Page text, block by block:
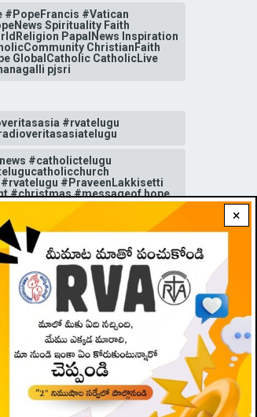
×
#PopeFrancis #Vatican
Spirituality Faith
PapalNews Inspiration
ChristianFaith
GlobalCatholic CatholicLive
pjsri
#rvatelugu
#catholictelugu
#PraveenLakkisetti
#christmas #messageof hope
#viral #insta
CONNECTED WITH US!